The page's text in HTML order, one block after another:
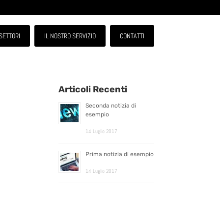
IL NOSTRO SERVIZIO CONTATTI
Articoli Recenti
Seconda notizia di
esempio
14 Luglio 2017
Prima notizia di esempio
14 Luglio 2017